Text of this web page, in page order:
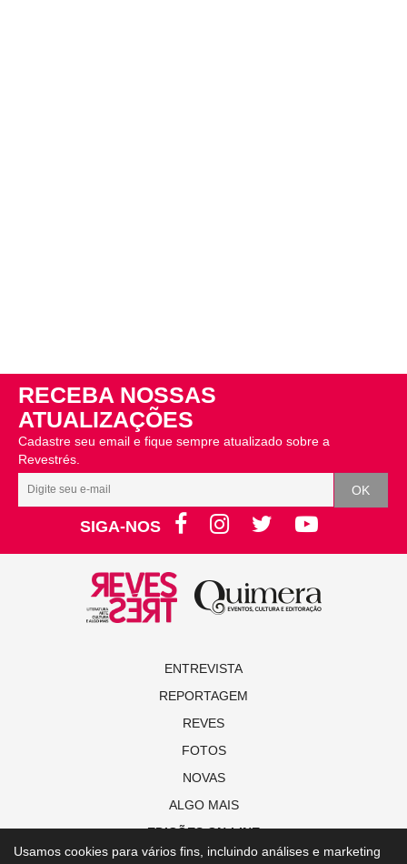
RECEBA NOSSAS
ATUALIZAÇÕES
Cadastre seu email e fique sempre atualizado sobre a
Revestrés.
SIGA-NOS
ENTREVISTA
REPORTAGEM
REVES
FOTOS
NOVAS
ALGO MAIS
EDIÇÕES ON-LINE
Usamos cookies para vários fins, incluindo análises e marketing